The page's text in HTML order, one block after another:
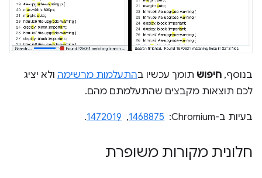
בנוסף, חיפוש תומך עכשיו בהתעלמות מרשימה ולא יציג
לכם תוצאות מקבצים שהתעלמתם מהם.
בעיות ב-Chromium: ‏ 1468875
, ‏
1472019
.
חלונית מקורות משופרת